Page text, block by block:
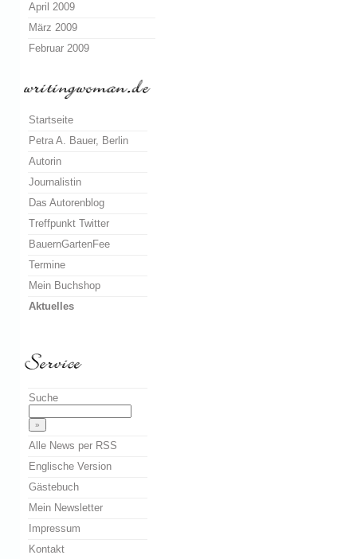
April 2009
März 2009
Februar 2009
Startseite
Petra A. Bauer, Berlin
Autorin
Journalistin
Das Autorenblog
Treffpunkt Twitter
BauernGartenFee
Termine
Mein Buchshop
Aktuelles
Suche
Alle News per RSS
Englische Version
Gästebuch
Mein Newsletter
Impressum
Kontakt